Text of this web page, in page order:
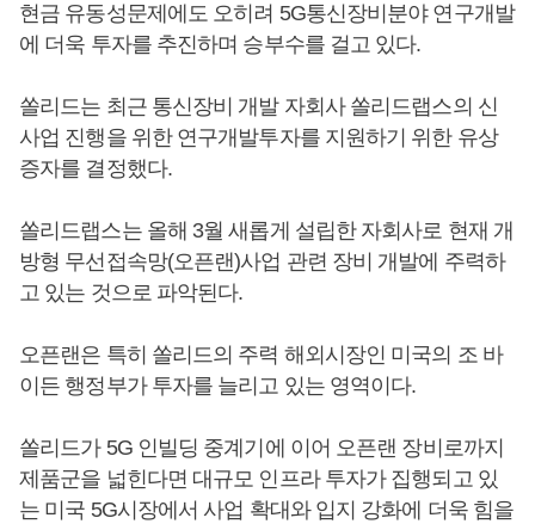
현금 유동성문제에도 오히려 5G통신장비분야 연구개발
에 더욱 투자를 추진하며 승부수를 걸고 있다.
쏠리드는 최근 통신장비 개발 자회사 쏠리드랩스의 신
사업 진행을 위한 연구개발투자를 지원하기 위한 유상
증자를 결정했다.
쏠리드랩스는 올해 3월 새롭게 설립한 자회사로 현재 개
방형 무선접속망(오픈랜)사업 관련 장비 개발에 주력하
고 있는 것으로 파악된다.
오픈랜은 특히 쏠리드의 주력 해외시장인 미국의 조 바
이든 행정부가 투자를 늘리고 있는 영역이다.
쏠리드가 5G 인빌딩 중계기에 이어 오픈랜 장비로까지
제품군을 넓힌다면 대규모 인프라 투자가 집행되고 있
는 미국 5G시장에서 사업 확대와 입지 강화에 더욱 힘을